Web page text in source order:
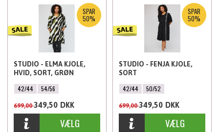
SPAR
50%
STUDIO - ELMA KJOLE,
HVID, SORT, GRØN
42/44 54/56
699,00349,50 DKK
SPAR
50%
STUDIO - FENJA KJOLE,
SORT
42/44 50/52
699,00349,50 DKK